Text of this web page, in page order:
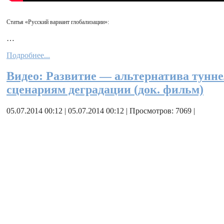
Статья «Русский вариант глобализации»:
…
Подробнее...
Видео: Развитие — альтернатива
сценариям деградации (док. фильм)
05.07.2014 00:12 | 05.07.2014 00:12 | Просмотров: 7069 |